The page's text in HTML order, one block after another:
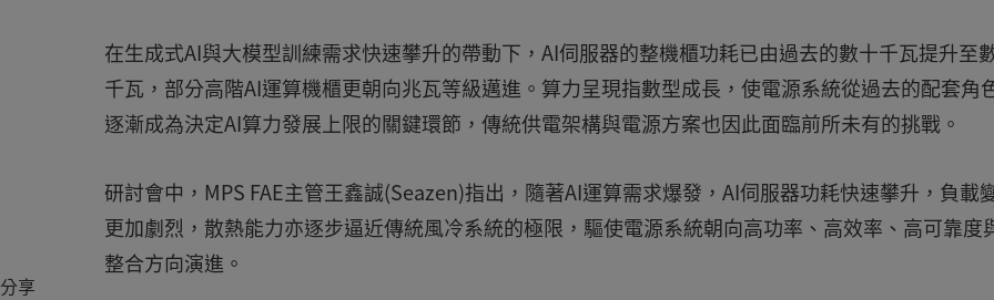
在生成式AI與大模型訓練需求快速攀升的帶動下，AI伺服器的整機櫃功耗已由過去的數十千瓦提升至
千瓦，部分高階AI運算機櫃更朝向兆瓦等級邁進。算力呈現指數型成長，使電源系統從過去的配套角
逐漸成為決定AI算力發展上限的關鍵環節，傳統供電架構與電源方案也因此面臨前所未有的挑戰。
研討會中，MPS FAE主管王鑫誠(Seazen)指出，隨著AI運算需求爆發，AI伺服器功耗快速攀升，負載
更加劇烈，散熱能力亦逐步逼近傳統風冷系統的極限，驅使電源系統朝向高功率、高效率、高可靠度
整合方向演進。
分享